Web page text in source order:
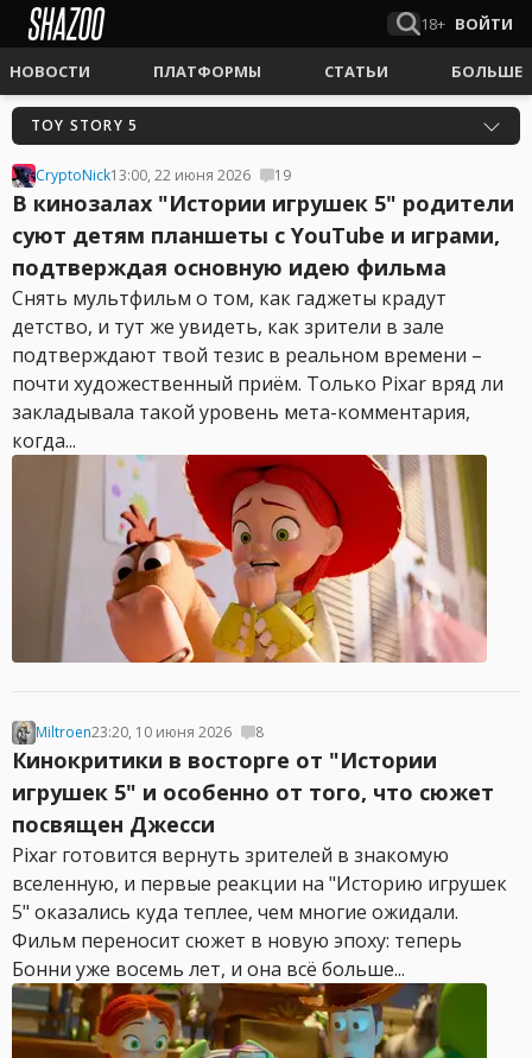
18+ ВОЙТИ
НОВОСТИ ПЛАТФОРМЫ СТАТЬИ БОЛЬШЕ
TOY STORY 5
CryptoNick13:00, 22 июня 2026 19
В кинозалах "Истории игрушек 5" родители
суют детям планшеты с YouTube и играми,
подтверждая основную идею фильма
Снять мультфильм о том, как гаджеты крадут
детство, и тут же увидеть, как зрители в зале
подтверждают твой тезис в реальном времени –
почти художественный приём. Только Pixar вряд ли
закладывала такой уровень мета-комментария,
когда...
Miltroen23:20, 10 июня 2026 8
Кинокритики в восторге от "Истории
игрушек 5" и особенно от того, что сюжет
посвящен Джесси
Pixar готовится вернуть зрителей в знакомую
вселенную, и первые реакции на "Историю игрушек
5" оказались куда теплее, чем многие ожидали.
Фильм переносит сюжет в новую эпоху: теперь
Бонни уже восемь лет, и она всё больше...